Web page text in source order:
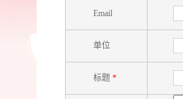
Email
单位
标题 *